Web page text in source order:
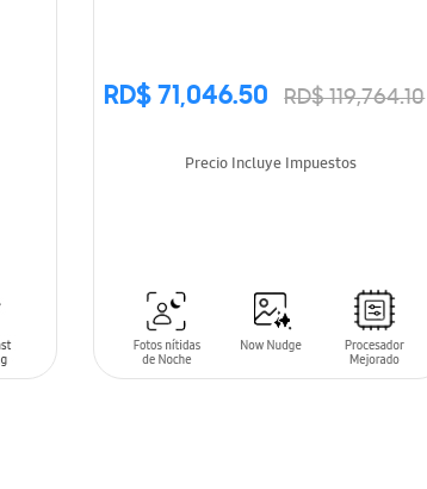
RD$ 71,046.50 RD$ 119,764.10
Precio Incluye Impuestos
DISPONIBLE